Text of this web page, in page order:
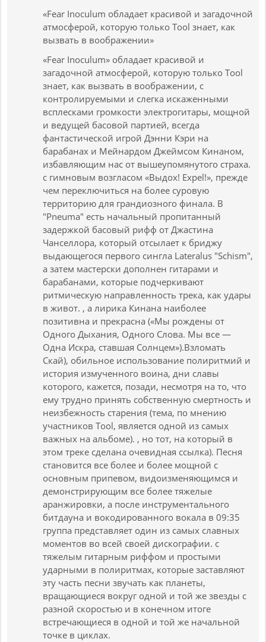
«Fear Inoculum обладает красивой и загадочной
атмосферой, которую только Tool знает, как
вызвать в воображении»
«Fear Inoculum» обладает красивой и
загадочной атмосферой, которую только Tool
знает, как вызвать в воображении, с
контролируемыми и слегка искаженными
всплесками громкости электрогитары, мощной
и ведущей басовой партией, всегда
фантастической игрой Дэнни Кэри на
барабанах и Мейнардом Джеймсом Кинаном,
избавляющим нас от вышеупомянутого страха.
с гимновым возгласом «Выдох! Expel!», прежде
чем переключиться на более суровую
территорию для грандиозного финала. В
"Pneuma" есть начальный пропитанный
задержкой басовый рифф от Джастина
Чанселлора, который отсылает к бриджу
выдающегося первого сингла Lateralus "Schism",
а затем мастерски дополнен гитарами и
барабанами, которые подчеркивают
ритмическую направленность трека, как удары
в живот. , а лирика Кинана наиболее
позитивна и прекрасна («Мы рождены от
Одного Дыхания, Одного Слова. Мы все —
Одна Искра, ставшая Солнцем»).Взломать
Скай), обильное использование полиритмий и
история измученного воина, дни славы
которого, кажется, позади, несмотря на то, что
ему трудно принять собственную смертность и
неизбежность старения (тема, по мнению
участников Tool, является одной из самых
важных на альбоме). , но тот, на который в
этом треке сделана очевидная ссылка). Песня
становится все более и более мощной с
основным припевом, видоизменяющимся и
демонстрирующим все более тяжелые
аранжировки, а после инструментального
битдауна и вокодированного вокала в 09:35
группа представляет один из самых славных
моментов во всей своей дискографии. с
тяжелым гитарным риффом и простыми
ударными в полиритмах, которые заставляют
эту часть песни звучать как планеты,
вращающиеся вокруг одной и той же звезды с
разной скоростью и в конечном итоге
встречающиеся в одной и той же начальной
точке в циклах.